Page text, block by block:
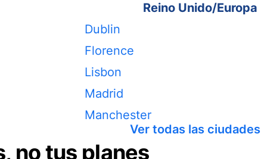
Reino Unido/Europa
Dublin
Florence
Lisbon
Madrid
Manchester
Ver todas las ciudades
no tus planes